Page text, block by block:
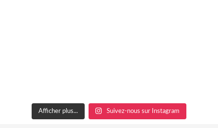
Afficher plus... Suivez-nous sur Instagram